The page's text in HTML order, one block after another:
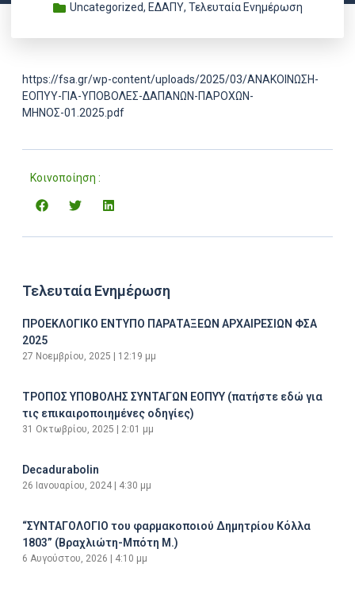
Uncategorized, ΕΔΑΠΥ, Τελευταία Ενημέρωση
https://fsa.gr/wp-content/uploads/2025/03/ΑΝΑΚΟΙΝΩΣΗ-
ΕΟΠΥΥ-ΓΙΑ-ΥΠΟΒΟΛΕΣ-ΔΑΠΑΝΩΝ-ΠΑΡΟΧΩΝ-
ΜΗΝΟΣ-01.2025.pdf
Κοινοποίηση :
Τελευταία Ενημέρωση
ΠΡΟΕΚΛΟΓΙΚΟ ΕΝΤΥΠΟ ΠΑΡΑΤΑΞΕΩΝ ΑΡΧΑΙΡΕΣΙΩΝ ΦΣΑ
2025
27 Νοεμβρίου, 2025 12:19 μμ
ΤΡΟΠΟΣ ΥΠΟΒΟΛΗΣ ΣΥΝΤΑΓΩΝ ΕΟΠΥΥ (πατήστε εδώ για
τις επικαιροποιημένες οδηγίες)
31 Οκτωβρίου, 2025 2:01 μμ
Decadurabolin
26 Ιανουαρίου, 2024 4:30 μμ
“ΣΥΝΤΑΓΟΛΟΓΙΟ του φαρμακοποιού Δημητρίου Κόλλα
1803” (Βραχλιώτη-Μπότη Μ.)
6 Αυγούστου, 2026 4:10 μμ